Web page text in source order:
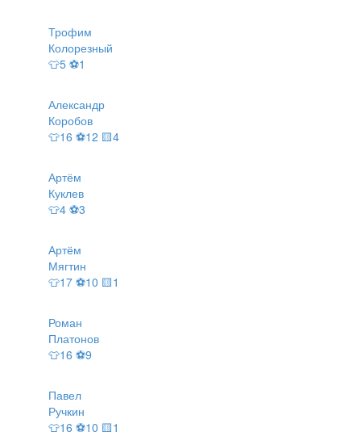
Трофим
Колорезный
👕5 ⚽1
Александр
Коробов
👕16 ⚽12 🟨4
Артём
Куклев
👕4 ⚽3
Артём
Мягтин
👕17 ⚽10 🟨1
Роман
Платонов
👕16 ⚽9
Павел
Ручкин
👕16 ⚽10 🟨1